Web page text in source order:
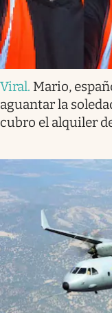
Viral. Mario,
aguantar la
cubro el alquiler